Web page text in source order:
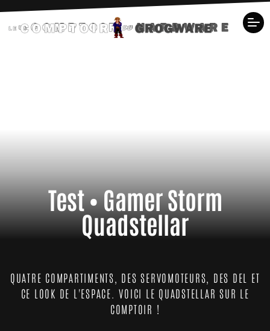
Test • Gamer Storm
Quadstellar
QUATRE COMPARTIMENTS, DES SERVOMOTEURS, DES DEL ET
CE LOOK DE L'ESPACE. VOICI LE QUADSTELLAR SUR LE
COMPTOIR !